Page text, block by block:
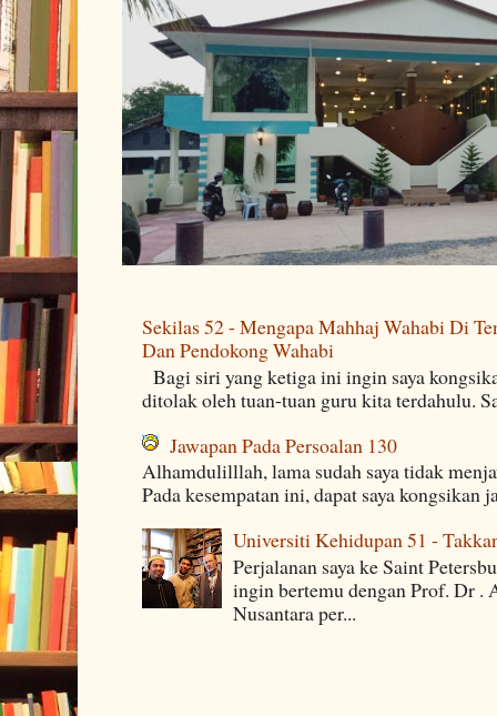
Sekilas 52 - Mengapa Mahhaj Wahabi Di
Dan Pendokong Wahabi
Bagi siri yang ketiga ini ingin saya
ditolak oleh tuan-tuan guru kita terdahulu.
Jawapan Pada Persoalan 130
Alhamdulilllah, lama sudah saya tidak
Pada kesempatan ini, dapat saya kongsikan
Universiti Kehidupan 51 -
Perjalanan saya ke Saint
ingin bertemu dengan Prof. Dr
Nusantara per...